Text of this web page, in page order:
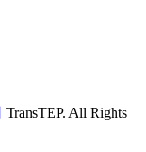
TransTEP. All Rights